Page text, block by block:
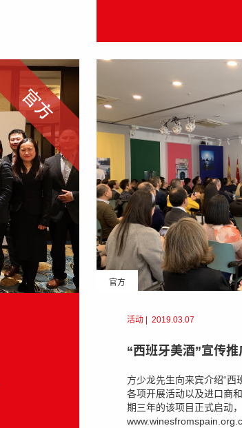
官方
活动| 2019.03.07
“西班牙美酒”宣传
方少龙先生向来宾介绍“西
各项开展活动以及进口商
期三年的该项目正式启动